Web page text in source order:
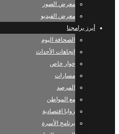
معرض الصور
معرض الفيديو
أبرز برامجنا
الصحافة اليوم
إتجاهات الأحداث
حوار خاص
مسارات
المرصد
مع المواطن
زوايا اقتصادية
برنامج الأسرة